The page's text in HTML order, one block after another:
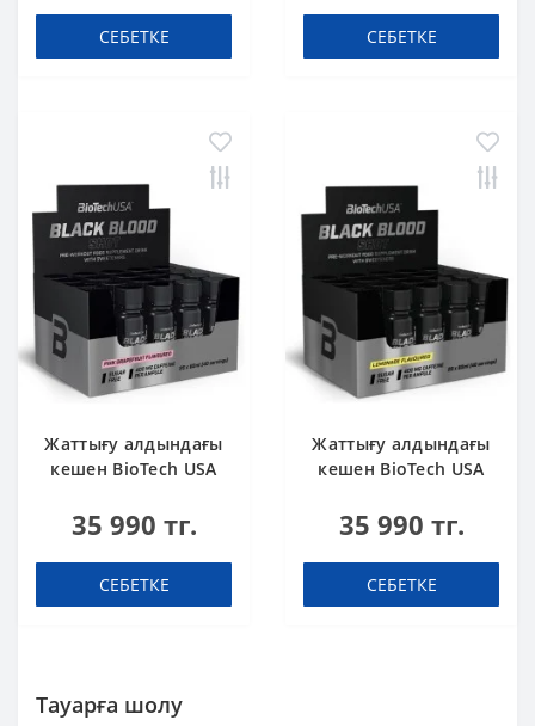
СЕБЕТКЕ СЕБЕТКЕ
Жаттығу алдындағы
кешен BioTech USA
Pink grapefruit 60 ml
дана)
35 990 тг.
СЕБЕТКЕ
Жаттығу алдындағы
кешен BioTech USA
Pink lemonade 60 ml
дана)
35 990 тг.
СЕБЕТКЕ
Тауарға шолу